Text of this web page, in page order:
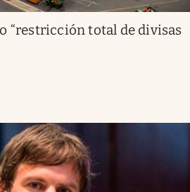
“restricción total de divisas